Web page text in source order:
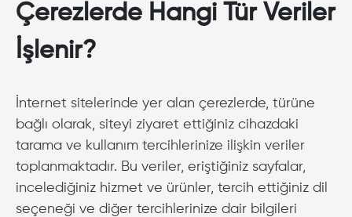
Çerezlerde Hangi Tür Veriler
İşlenir?
İnternet sitelerinde yer alan çerezlerde, türüne
bağlı olarak, siteyi ziyaret ettiğiniz cihazdaki
tarama ve kullanım tercihlerinize ilişkin veriler
toplanmaktadır. Bu veriler, eriştiğiniz sayfalar,
incelediğiniz hizmet ve ürünler, tercih ettiğiniz dil
seçeneği ve diğer tercihlerinize dair bilgileri